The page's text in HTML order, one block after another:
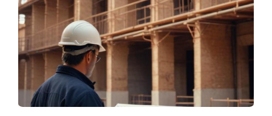
El trato cercano es otro aspecto fundamental para crear
experiencias memorables durante las visitas a viviendas.
Los compradores quieren sentir que están siendo
escuchados y comprendidos. Aquí es donde entra el
enfoque humano.
Escuchar Activamente las Necesidades del